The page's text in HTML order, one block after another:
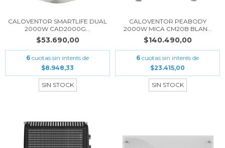
CALOVENTOR SMARTLIFE DUAL
2000W CAD2000G...
$53.690,00
6 cuotas sin interés de
$8.948,33
SIN STOCK
CALOVENTOR PEABODY
2000W MICA CM20B BLAN...
$140.490,00
6 cuotas sin interés de
$23.415,00
SIN STOCK